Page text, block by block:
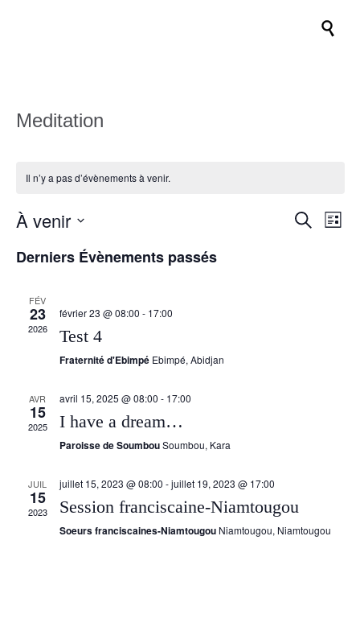

Meditation
Il n’y a pas d’évènements à venir.
Recherche
Liste
À venir
une
Derniers Évènements passés
FÉV
23
2026
février 23 @ 08:00 - 17:00
Test 4
Fraternité d'Ebimpé Ebimpé, Abidjan
AVR
15
2025
avril 15, 2025 @ 08:00 - 17:00
I have a dream…
Paroisse de SoumbouSoumbou, Kara
JUIL
15
2023
juillet 15, 2023 @ 08:00 -juillet 19, 2023 @ 17:00
Session franciscaine-Niamtougou
Soeurs franciscaines-Niamtougou Niamtougou, Niamtougou